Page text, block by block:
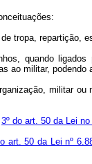
tropa,
quando
ao militar, podendo
3º do art. 50 da Lei
art. 50 da Lei nº